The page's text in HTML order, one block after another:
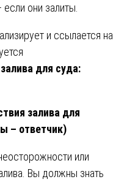
они залиты.
и ссылается на
для суда:
залива для
– ответчик)
или
Вы должны знать